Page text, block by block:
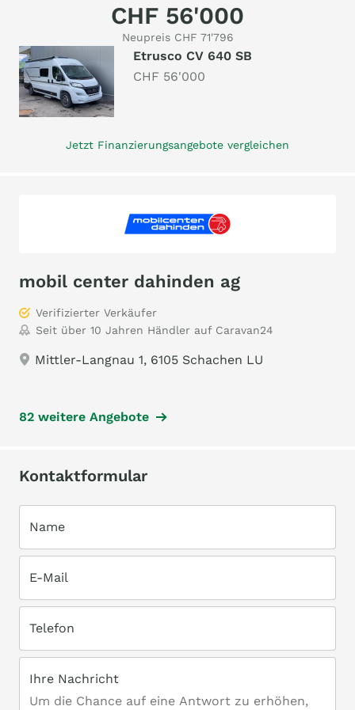
CHF 56'000
Neupreis CHF 71'796
Etrusco CV 640 SB
CHF 56'000
Jetzt Finanzierungsangebote vergleichen
mobil center dahinden ag
Verifizierter Verkäufer
Seit über 10 Jahren Händler auf Caravan24
Mittler-Langnau 1, 6105 Schachen LU
82 weitere Angebote
Kontaktformular
Name
E-Mail
Telefon
Ihre Nachricht